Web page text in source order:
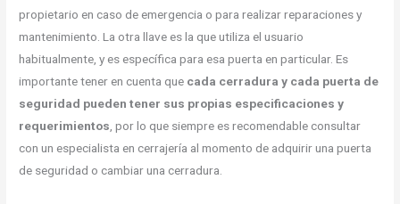
propietario en caso de emergencia o para realizar reparaciones y
mantenimiento. La otra llave es la que utiliza el usuario
habitualmente, y es específica para esa puerta en particular. Es
importante tener en cuenta que cada cerradura y cada puerta de
seguridad pueden tener sus propias especificaciones y
requerimientos, por lo que siempre es recomendable consultar
con un especialista en cerrajería al momento de adquirir una puerta
de seguridad o cambiar una cerradura.